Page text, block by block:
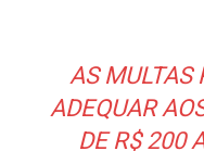
AS MULTAS
ADEQUAR
DE R$ 200